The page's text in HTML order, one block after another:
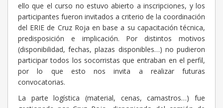
ello que el curso no estuvo abierto a inscripciones, y los
participantes fueron invitados a criterio de la coordinación
del ERIE de Cruz Roja en base a su capacitación técnica,
predisposición e implicación. Por distintos motivos
(disponibilidad, fechas, plazas disponibles…) no pudieron
participar todos los socorristas que entraban en el perfil,
por lo que esto nos invita a realizar futuras
convocatorias.
La parte logística (material, cenas, camastros…) fue